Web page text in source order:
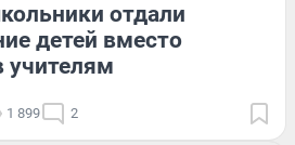
отдали
детей вместо
учителям
1 899 2